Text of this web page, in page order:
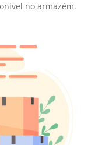
no armazém.